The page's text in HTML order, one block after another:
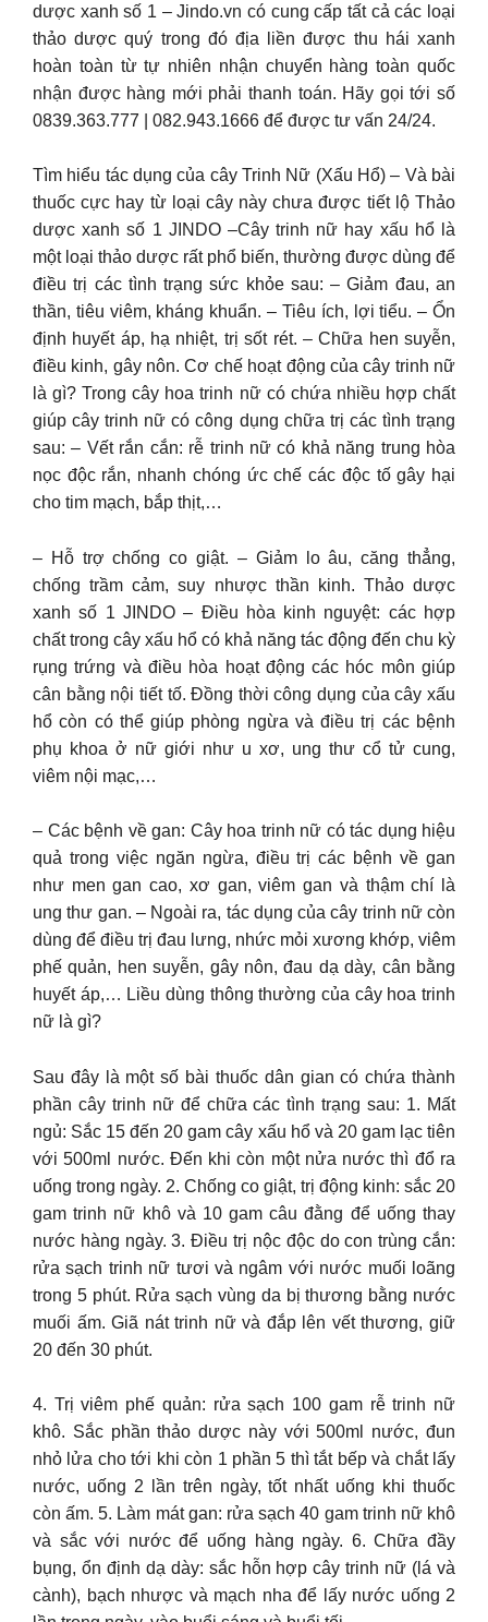
dược xanh số 1 – Jindo.vn có cung cấp tất cả các loại
thảo dược quý trong đó địa liền được thu hái xanh
hoàn toàn từ tự nhiên nhận chuyển hàng toàn quốc
nhận được hàng mới phải thanh toán. Hãy gọi tới số
0839.363.777 | 082.943.1666 để được tư vấn 24/24.
Tìm hiểu tác dụng của cây Trinh Nữ (Xấu Hổ) – Và bài
thuốc cực hay từ loại cây này chưa được tiết lộ Thảo
dược xanh số 1 JINDO –Cây trinh nữ hay xấu hổ là
một loại thảo dược rất phổ biến, thường được dùng để
điều trị các tình trạng sức khỏe sau: – Giảm đau, an
thần, tiêu viêm, kháng khuẩn. – Tiêu ích, lợi tiểu. – Ổn
định huyết áp, hạ nhiệt, trị sốt rét. – Chữa hen suyễn,
điều kinh, gây nôn. Cơ chế hoạt động của cây trinh nữ
là gì? Trong cây hoa trinh nữ có chứa nhiều hợp chất
giúp cây trinh nữ có công dụng chữa trị các tình trạng
sau: – Vết rắn cắn: rễ trinh nữ có khả năng trung hòa
nọc độc rắn, nhanh chóng ức chế các độc tố gây hại
cho tim mạch, bắp thịt,…
– Hỗ trợ chống co giật. – Giảm lo âu, căng thẳng,
chống trầm cảm, suy nhược thần kinh. Thảo dược
xanh số 1 JINDO – Điều hòa kinh nguyệt: các hợp
chất trong cây xấu hổ có khả năng tác động đến chu kỳ
rụng trứng và điều hòa hoạt động các hóc môn giúp
cân bằng nội tiết tố. Đồng thời công dụng của cây xấu
hổ còn có thể giúp phòng ngừa và điều trị các bệnh
phụ khoa ở nữ giới như u xơ, ung thư cổ tử cung,
viêm nội mạc,…
– Các bệnh về gan: Cây hoa trinh nữ có tác dụng hiệu
quả trong việc ngăn ngừa, điều trị các bệnh về gan
như men gan cao, xơ gan, viêm gan và thậm chí là
ung thư gan. – Ngoài ra, tác dụng của cây trinh nữ còn
dùng để điều trị đau lưng, nhức mỏi xương khớp, viêm
phế quản, hen suyễn, gây nôn, đau dạ dày, cân bằng
huyết áp,… Liều dùng thông thường của cây hoa trinh
nữ là gì?
Sau đây là một số bài thuốc dân gian có chứa thành
phần cây trinh nữ để chữa các tình trạng sau: 1. Mất
ngủ: Sắc 15 đến 20 gam cây xấu hổ và 20 gam lạc tiên
với 500ml nước. Đến khi còn một nửa nước thì đổ ra
uống trong ngày. 2. Chống co giật, trị động kinh: sắc 20
gam trinh nữ khô và 10 gam câu đằng để uống thay
nước hàng ngày. 3. Điều trị nộc độc do con trùng cắn:
rửa sạch trinh nữ tươi và ngâm với nước muối loãng
trong 5 phút. Rửa sạch vùng da bị thương bằng nước
muối ấm. Giã nát trinh nữ và đắp lên vết thương, giữ
20 đến 30 phút.
4. Trị viêm phế quản: rửa sạch 100 gam rễ trinh nữ
khô. Sắc phần thảo dược này với 500ml nước, đun
nhỏ lửa cho tới khi còn 1 phần 5 thì tắt bếp và chắt lấy
nước, uống 2 lần trên ngày, tốt nhất uống khi thuốc
còn ấm. 5. Làm mát gan: rửa sạch 40 gam trinh nữ khô
và sắc với nước để uống hàng ngày. 6. Chữa đầy
bụng, ổn định dạ dày: sắc hỗn hợp cây trinh nữ (lá và
cành), bạch nhược và mạch nha để lấy nước uống 2